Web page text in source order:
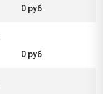
0 руб
0 руб